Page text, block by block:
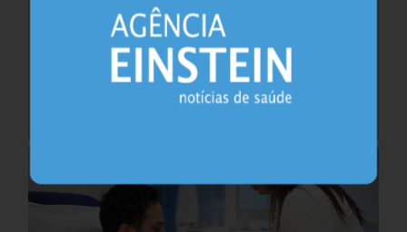
privação do sono, sugere estudo